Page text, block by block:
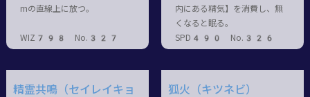
mの直線上に放つ。
WIZ798 No.327
内にある精気】を消費し、無
くなると眠る。
SPD490 No.326
精霊共鳴（セイレイキョ
狐火（キツネビ）